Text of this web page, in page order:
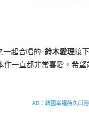
一起合唱的-鈴木愛理接
一直都非常喜愛，希
AD：韓國幸福持久口